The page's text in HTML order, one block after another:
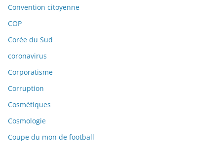
Convention citoyenne
COP
Corée du Sud
coronavirus
Corporatisme
Corruption
Cosmétiques
Cosmologie
Coupe du mon de football